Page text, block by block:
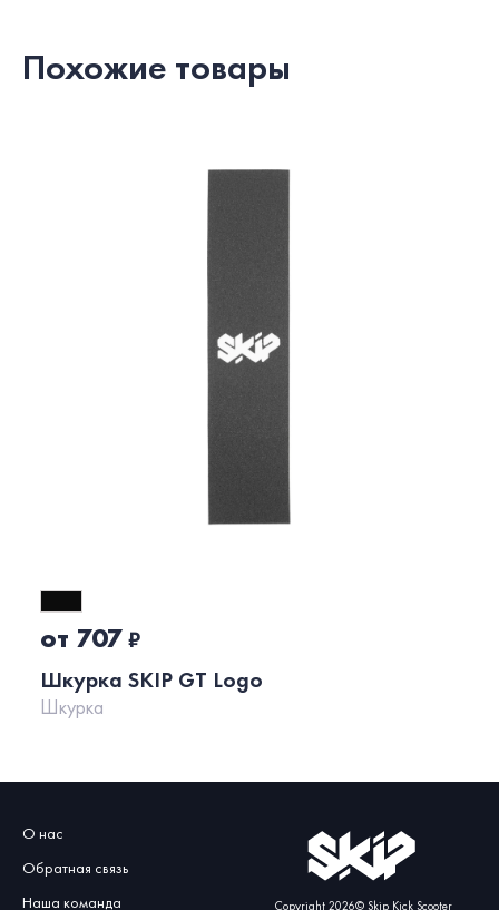
Похожие товары
от 707₽
Шкурка SKIP GT Logo
Шкурка
Copyright 2026© Skip Kick Scooter
О нас
Обратная связь
Наша команда